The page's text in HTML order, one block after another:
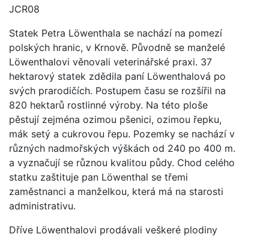
JCR08
Statek Petra Löwenthala se nachází na pomezí
polských hranic, v Krnově. Původně se manželé
Löwenthalovi věnovali veterinářské praxi. 37
hektarový statek zdědila paní Löwenthalová po
svých prarodičích. Postupem času se rozšířil na
820 hektarů rostlinné výroby. Na této ploše
pěstují zejména ozimou pšenici, ozimou řepku,
mák setý a cukrovou řepu. Pozemky se nachází v
různých nadmořských výškách od 240 po 400 m.
a vyznačují se různou kvalitou půdy. Chod celého
statku zaštituje pan Löwenthal se třemi
zaměstnanci a manželkou, která má na starosti
administrativu.
Dříve Löwenthalovi prodávali veškeré plodiny